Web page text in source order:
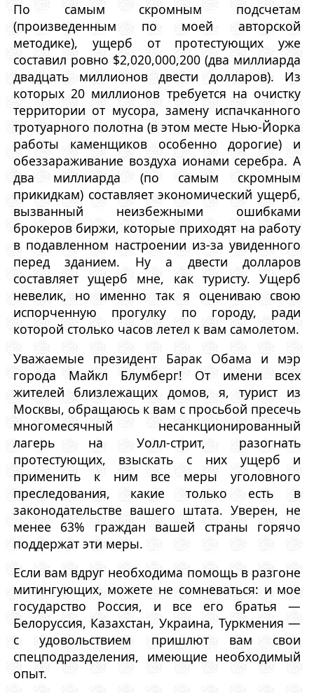
По самым скромным подсчетам
(произведенным по моей авторской
методике), ущерб от протестующих уже
составил ровно $2,020,000,200 (два миллиарда
двадцать миллионов двести долларов). Из
которых 20 миллионов требуется на очистку
территории от мусора, замену испачканного
тротуарного полотна (в этом месте Нью-Йорка
работы каменщиков особенно дорогие) и
обеззараживание воздуха ионами серебра. А
два миллиарда (по самым скромным
прикидкам) составляет экономический ущерб,
вызванный неизбежными ошибками
брокеров биржи, которые приходят на работу
в подавленном настроении из-за увиденного
перед зданием. Ну а двести долларов
составляет ущерб мне, как туристу. Ущерб
невелик, но именно так я оцениваю свою
испорченную прогулку по городу, ради
которой столько часов летел к вам самолетом.
Уважаемые президент Барак Обама и мэр
города Майкл Блумберг! От имени всех
жителей близлежащих домов, я, турист из
Москвы, обращаюсь к вам с просьбой пресечь
многомесячный несанкционированный
лагерь на Уолл-стрит, разогнать
протестующих, взыскать с них ущерб и
применить к ним все меры уголовного
преследования, какие только есть в
законодательстве вашего штата. Уверен, не
менее 63% граждан вашей страны горячо
поддержат эти меры.
Если вам вдруг необходима помощь в разгоне
митингующих, можете не сомневаться: и мое
государство Россия, и все его братья —
Белоруссия, Казахстан, Украина, Туркмения —
с удовольствием пришлют вам свои
спецподразделения, имеющие необходимый
опыт.